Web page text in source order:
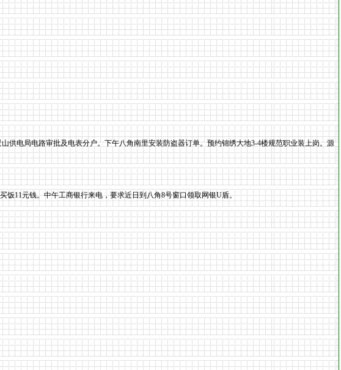
电局电路审批及电表分户。下午八角南里安装防盗器订单。预约锦绣大地3-4楼规范职业装上岗。源
饭11元钱。中午工商银行来电，要求近日到八角8号窗口领取网银U盾。